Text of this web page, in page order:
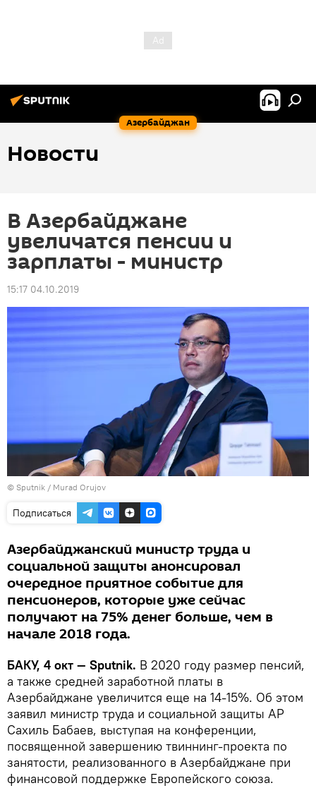
Азербайджан
Новости
В Азербайджане
увеличатся пенсии и
зарплаты - министр
15:17 04.10.2019
© Sputnik / Murad Orujov
Подписаться
Азербайджанский министр труда и
социальной защиты анонсировал
очередное приятное событие для
пенсионеров, которые уже сейчас
получают на 75% денег больше, чем в
начале 2018 года.
БАКУ, 4 окт — Sputnik. В 2020 году размер пенсий,
а также средней заработной платы в
Азербайджане увеличится еще на 14-15%. Об этом
заявил министр труда и социальной защиты АР
Сахиль Бабаев, выступая на конференции,
посвященной завершению твиннинг-проекта по
занятости, реализованного в Азербайджане при
финансовой поддержке Европейского союза.